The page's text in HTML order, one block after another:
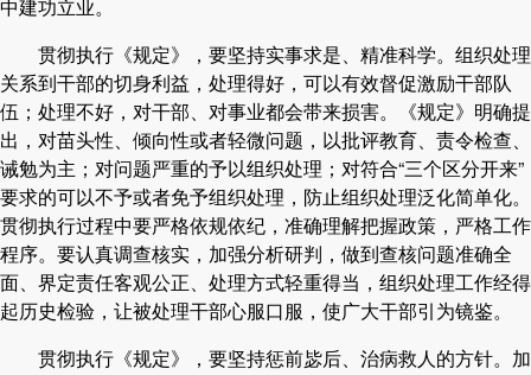
中建功立业。
贯彻执行《规定》，要坚持实事求是、精准科学。组织处理
关系到干部的切身利益，处理得好，可以有效督促激励干部队
伍；处理不好，对干部、对事业都会带来损害。《规定》明确提
出，对苗头性、倾向性或者轻微问题，以批评教育、责令检查、
诫勉为主；对问题严重的予以组织处理；对符合“三个区分开来”
要求的可以不予或者免予组织处理，防止组织处理泛化简单化。
贯彻执行过程中要严格依规依纪，准确理解把握政策，严格工作
程序。要认真调查核实，加强分析研判，做到查核问题准确全
面、界定责任客观公正、处理方式轻重得当，组织处理工作经得
起历史检验，让被处理干部心服口服，使广大干部引为镜鉴。
贯彻执行《规定》，要坚持惩前毖后、治病救人的方针。加